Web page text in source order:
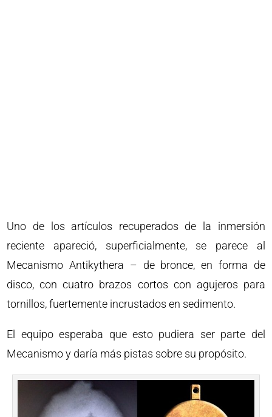
Uno de los artículos recuperados de la inmersión
reciente apareció, superficialmente, se parece al
Mecanismo Antikythera – de bronce, en forma de
disco, con cuatro brazos cortos con agujeros para
tornillos, fuertemente incrustados en sedimento.
El equipo esperaba que esto pudiera ser parte del
Mecanismo y daría más pistas sobre su propósito.